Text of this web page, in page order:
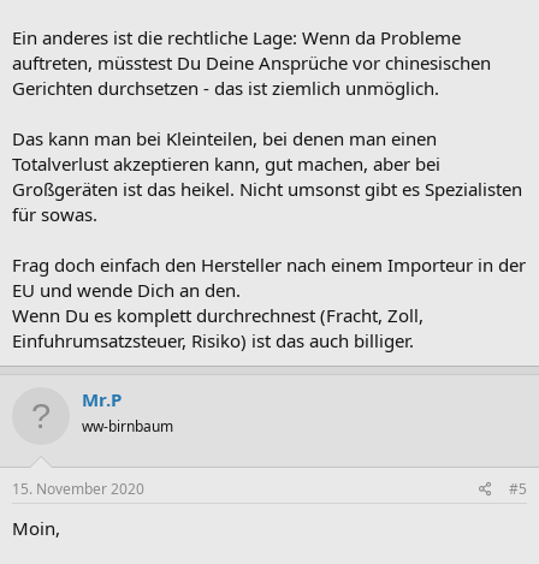
Ein anderes ist die rechtliche Lage: Wenn da Probleme
auftreten, müsstest Du Deine Ansprüche vor chinesischen
Gerichten durchsetzen - das ist ziemlich unmöglich.
Das kann man bei Kleinteilen, bei denen man einen
Totalverlust akzeptieren kann, gut machen, aber bei
Großgeräten ist das heikel. Nicht umsonst gibt es Spezialisten
für sowas.
Frag doch einfach den Hersteller nach einem Importeur in der
EU und wende Dich an den.
Wenn Du es komplett durchrechnest (Fracht, Zoll,
Einfuhrumsatzsteuer, Risiko) ist das auch billiger.
Mr.P
ww-birnbaum
15. November 2020 #5
Moin,